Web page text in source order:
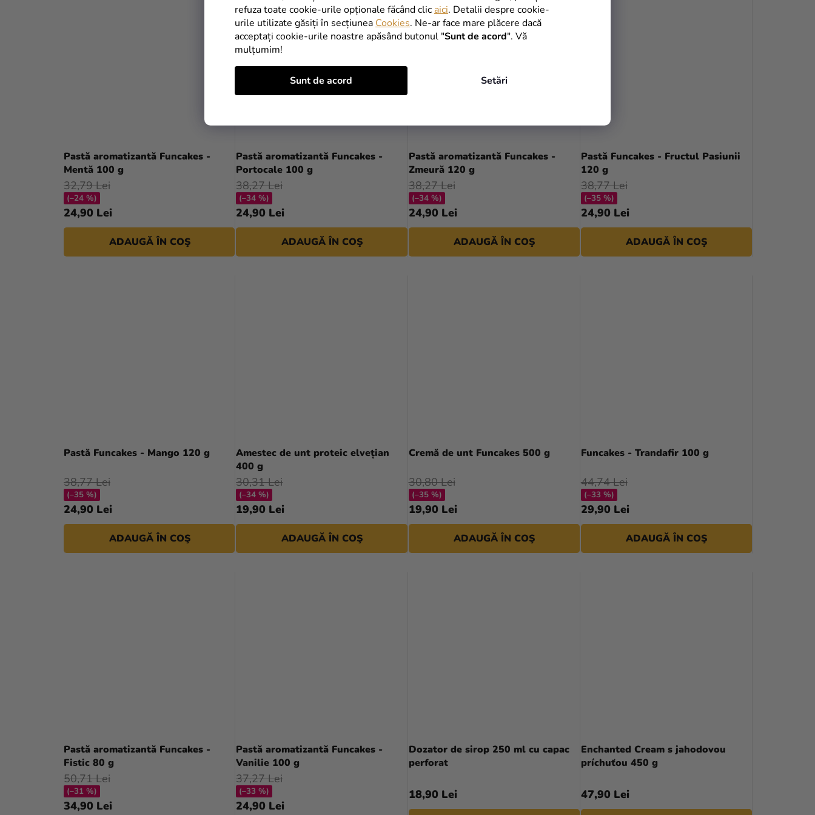
refuza toate cookie-urile opționale făcând clic aici. Detalii despre cookie-
urile utilizate găsiți în secțiunea Cookies. Ne-ar face mare plăcere dacă
acceptați cookie-urile noastre apăsând butonul "Sunt de acord". Vă
mulțumim!
Setări
Sunt de acord
Pastă aromatizantă Funcakes -
Mentă 100 g
24,90 Lei
32,79 Lei
(–24 %)
ADAUGĂ ÎN COŞ
Pastă aromatizantă Funcakes -
Portocale 100 g
24,90 Lei
38,27 Lei
(–34 %)
ADAUGĂ ÎN COŞ
Pastă aromatizantă Funcakes -
Zmeură 120 g
24,90 Lei
38,27 Lei
(–34 %)
ADAUGĂ ÎN COŞ
Pastă Funcakes - Fructul Pasiunii
120 g
24,90 Lei
38,77 Lei
(–35 %)
ADAUGĂ ÎN COŞ
Pastă Funcakes - Mango 120 g
24,90 Lei
38,77 Lei
(–35 %)
ADAUGĂ ÎN COŞ
Amestec de unt proteic elvețian
400 g
19,90 Lei
30,31 Lei
(–34 %)
ADAUGĂ ÎN COŞ
Cremă de unt Funcakes 500 g
19,90 Lei
30,80 Lei
(–35 %)
ADAUGĂ ÎN COŞ
Funcakes - Trandafir 100 g
29,90 Lei
44,74 Lei
(–33 %)
ADAUGĂ ÎN COŞ
Pastă aromatizantă Funcakes -
Fistic 80 g
34,90 Lei
50,71 Lei
(–31 %)
Pastă aromatizantă Funcakes -
Vanilie 100 g
24,90 Lei
37,27 Lei
(–33 %)
Dozator de sirop 250 ml cu capac
perforat
18,90 Lei
Enchanted Cream s jahodovou
príchuťou 450 g
47,90 Lei